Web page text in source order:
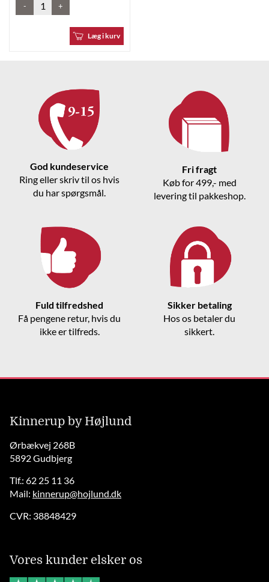
- +
Læg i kurv
God kundeservice
Ring eller skriv til os hvis
du har spørgsmål.
Fri fragt
Køb for 499,- med
levering til pakkeshop.
Fuld tilfredshed
Få pengene retur, hvis du
ikke er tilfreds.
Sikker betaling
Hos os betaler du
sikkert.
Kinnerup by Højlund
Ørbækvej 268B
5892 Gudbjerg
Tlf.: 62 25 11 36
Mail: kinnerup@hojlund.dk
CVR: 38848429
Vores kunder elsker os